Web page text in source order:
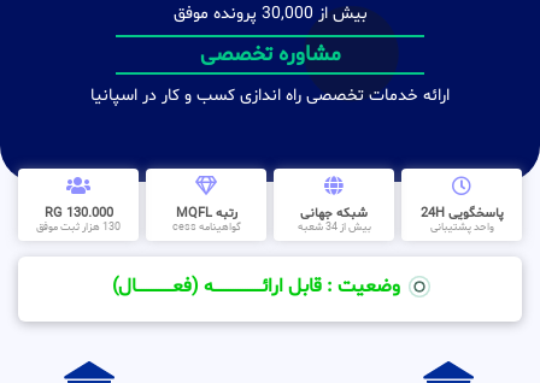
بیش از 30,000 پرونده موفق
مشاوره تخصصی
ارائه خدمات تخصصی راه اندازی کسب و کار در اسپانیا
پاسخگویی 24H
واحد پشتیبانی
شبکه جهانی
بیش از 34 شعبه
رتبه MQFL
گواهینامه cess
130.000 RG
130 هزار ثبت موفق
وضعیت : قابل ارائــــــــــــــــــــه (فعـــــــــــــــال)